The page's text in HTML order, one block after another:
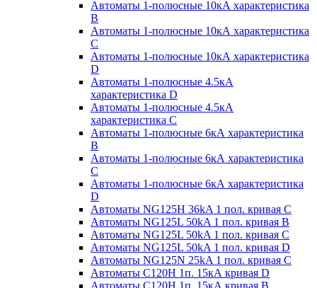
Автоматы 1-полюсные 10кА характеристика
B
Автоматы 1-полюсные 10кА характеристика
C
Автоматы 1-полюсные 10кА характеристика
D
Автоматы 1-полюсные 4.5кА
характеристика D
Автоматы 1-полюсные 4.5кА
характеристика С
Автоматы 1-полюсные 6кА характеристика
B
Автоматы 1-полюсные 6кА характеристика
C
Автоматы 1-полюсные 6кА характеристика
D
Автоматы NG125H 36kA 1 пол. кривая C
Автоматы NG125L 50kA 1 пол. кривая B
Автоматы NG125L 50kA 1 пол. кривая C
Автоматы NG125L 50kA 1 пол. кривая D
Автоматы NG125N 25kA 1 пол. кривая C
Автоматы С120H 1п. 15кА кривая D
Автоматы С120H 1п. 15кА кривая В